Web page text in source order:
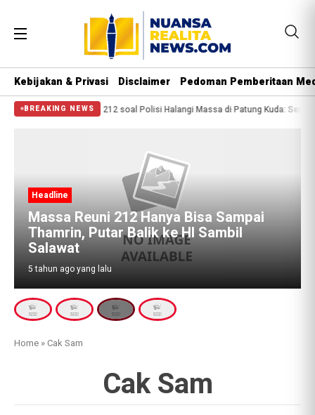
Kebijakan & Privasi Disclaimer Pedoman Pemberitaan
BREAKING NEWS
Orang Tewas PA 212 soal Polisi Halangi Massa di Patung Kuda: Semoga
Headline
Massa Reuni 212 Hanya Bisa Sampai
Thamrin, Putar Balik ke HI Sambil
Salawat
5 tahun ago yang lalu
Home »Cak Sam
Cak Sam